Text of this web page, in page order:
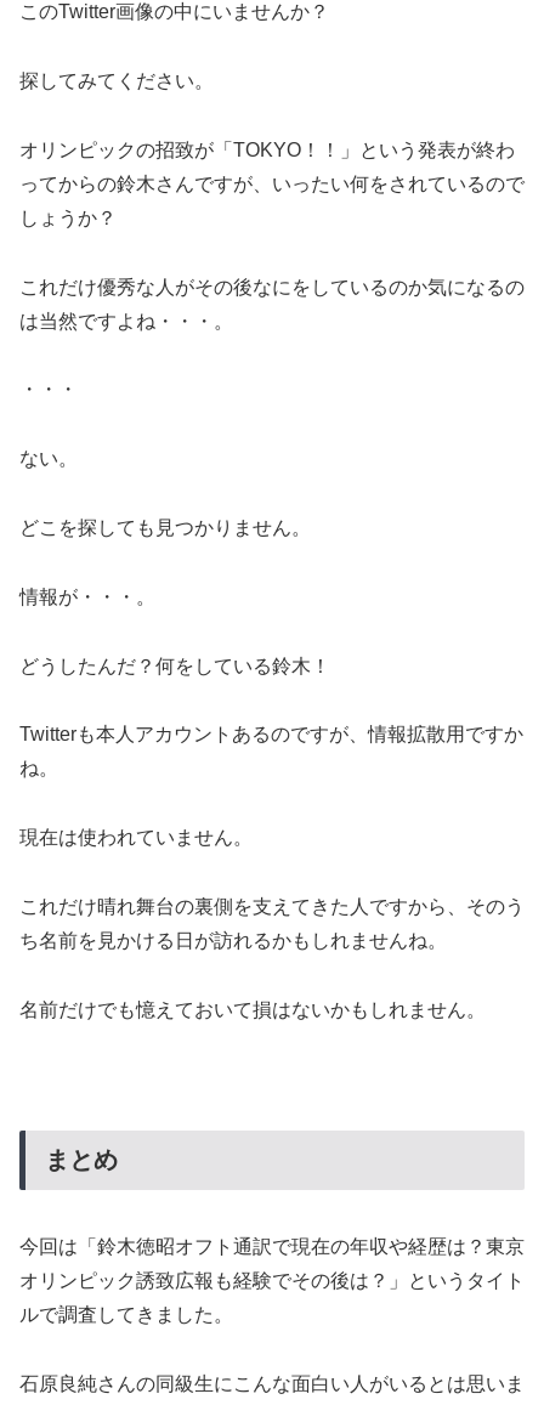
このTwitter画像の中にいませんか？
探してみてください。
オリンピックの招致が「TOKYO！！」という発表が終わ
ってからの鈴木さんですが、いったい何をされているので
しょうか？
これだけ優秀な人がその後なにをしているのか気になるの
は当然ですよね・・・。
・・・
ない。
どこを探しても見つかりません。
情報が・・・。
どうしたんだ？何をしている鈴木！
Twitterも本人アカウントあるのですが、情報拡散用ですか
ね。
現在は使われていません。
これだけ晴れ舞台の裏側を支えてきた人ですから、そのう
ち名前を見かける日が訪れるかもしれませんね。
名前だけでも憶えておいて損はないかもしれません。
まとめ
今回は「鈴木徳昭オフト通訳で現在の年収や経歴は？東京
オリンピック誘致広報も経験でその後は？」というタイト
ルで調査してきました。
石原良純さんの同級生にこんな面白い人がいるとは思いま